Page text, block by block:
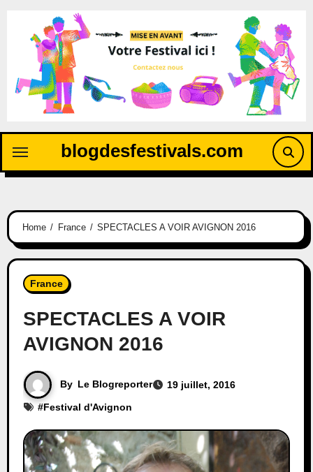
blogdesfestivals.com
Home France SPECTACLES A VOIR AVIGNON 2016
France
SPECTACLES A VOIR
AVIGNON 2016
By Le Blogreporter
19 juillet, 2016
#Festival d'Avignon